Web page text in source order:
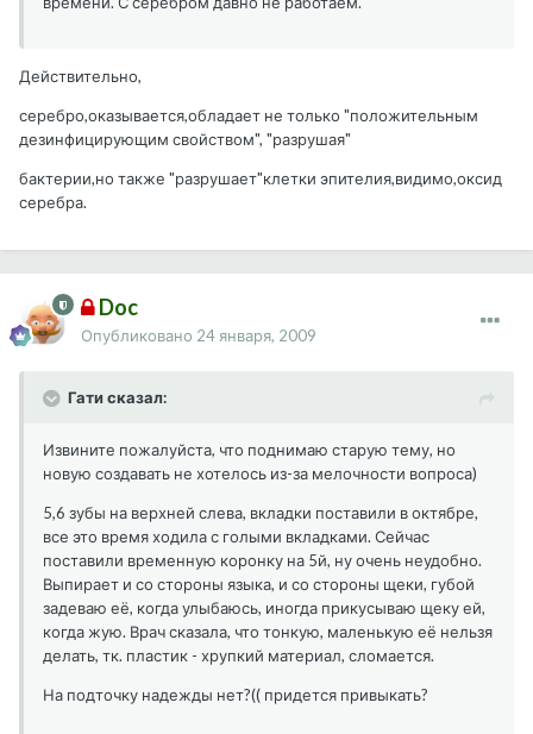
Действительно,
серебро,оказывается,обладает не только "положительным
дезинфицирующим свойством", "разрушая"
бактерии,но также "разрушает"клетки эпителия,видимо,оксид
серебра.
Doc
Опубликовано 24 января, 2009
Гати сказал:
Извините пожалуйста, что поднимаю старую тему, но
новую создавать не хотелось из-за мелочности вопроса)
5,6 зубы на верхней слева, вкладки поставили в октябре,
все это время ходила с голыми вкладками. Сейчас
поставили временную коронку на 5й, ну очень неудобно.
Выпирает и со стороны языка, и со стороны щеки, губой
задеваю её, когда улыбаюсь, иногда прикусываю щеку ей,
когда жую. Врач сказала, что тонкую, маленькую её нельзя
делать, тк. пластик - хрупкий материал, сломается.
На подточку надежды нет?(( придется привыкать?